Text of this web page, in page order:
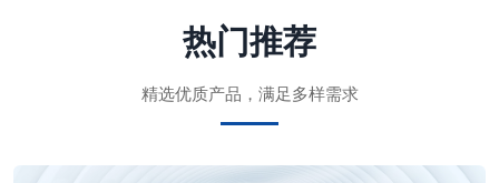
热门推荐
精选优质产品，满足多样需求